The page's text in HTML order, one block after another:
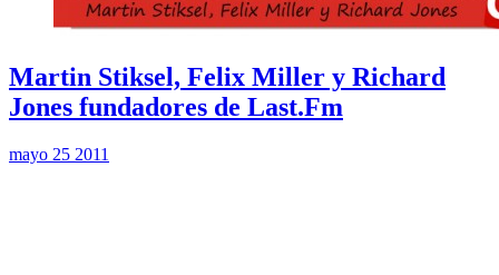
Martin Stiksel, Felix Miller y Richard
Jones fundadores de Last.Fm
mayo 25 2011